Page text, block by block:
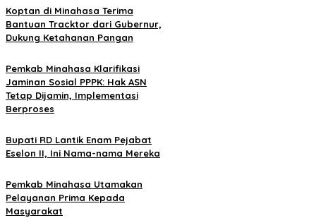
Koptan di Minahasa Terima
Bantuan Tracktor dari Gubernur,
Dukung Ketahanan Pangan
Pemkab Minahasa Klarifikasi
Jaminan Sosial PPPK: Hak ASN
Tetap Dijamin, Implementasi
Berproses
Bupati RD Lantik Enam Pejabat
Eselon II, Ini Nama-nama Mereka
Pemkab Minahasa Utamakan
Pelayanan Prima Kepada
Masyarakat